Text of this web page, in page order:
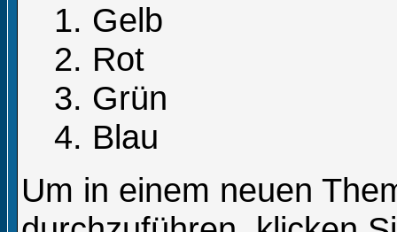
Gelb
Rot
Grün
Blau
Um in einem neuen